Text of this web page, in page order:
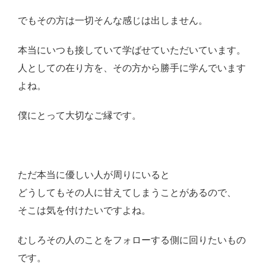
でもその方は一切そんな感じは出しません。
本当にいつも接していて学ばせていただいています。
人としての在り方を、その方から勝手に学んでいます
よね。
僕にとって大切なご縁です。
ただ本当に優しい人が周りにいると
どうしてもその人に甘えてしまうことがあるので、
そこは気を付けたいですよね。
むしろその人のことをフォローする側に回りたいもの
です。